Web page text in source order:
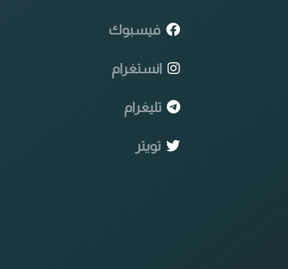
فيسبوك
انستغرام
تليغرام
تويتر